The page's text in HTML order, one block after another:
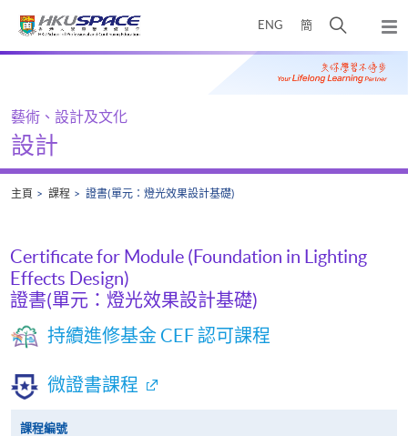
ENG 簡
開
搜
尋
彈
出
主
Main
藝術、設計及文化
設計
主頁 課程 證書(單元：燈光效果設計基礎)
Certificate for Module (Foundation in Lighting
Effects Design)
證書(單元：燈光效果設計基礎)
持續進修基金 CEF 認可課程
微證書課程
課程編號